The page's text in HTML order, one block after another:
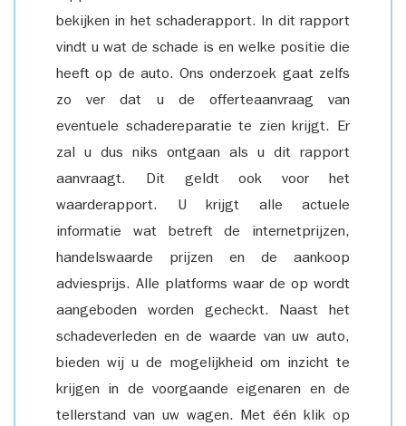
bekijken in het schaderapport. In dit rapport
vindt u wat de schade is en welke positie die
heeft op de auto. Ons onderzoek gaat zelfs
zo ver dat u de offerteaanvraag van
eventuele schadereparatie te zien krijgt. Er
zal u dus niks ontgaan als u dit rapport
aanvraagt. Dit geldt ook voor het
waarderapport. U krijgt alle actuele
informatie wat betreft de internetprijzen,
handelswaarde prijzen en de aankoop
adviesprijs. Alle platforms waar de op wordt
aangeboden worden gecheckt. Naast het
schadeverleden en de waarde van uw auto,
bieden wij u de mogelijkheid om inzicht te
krijgen in de voorgaande eigenaren en de
tellerstand van uw wagen. Met één klik op